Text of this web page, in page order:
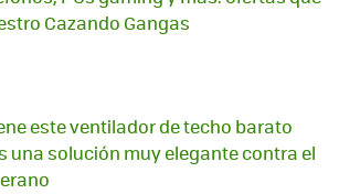
Cazando Gangas
este ventilador de techo barato
una solución muy elegante contra el